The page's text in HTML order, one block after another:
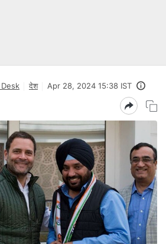
देश Apr 28, 2024 15:38 IST